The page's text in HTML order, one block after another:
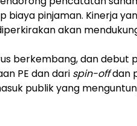
pinjaman. Kinerja
akan
berkembang, dan debut
PE dan dari spin-offdan
publik yang